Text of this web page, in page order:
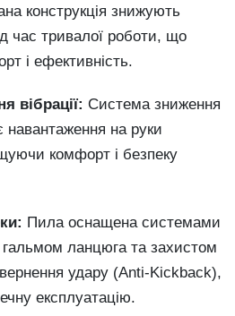
конструкція знижують
час тривалої роботи, що
і ефективність.
вібрації: Система зниження
навантаження на руки
комфорт і безпеку
Пила оснащена системами
гальмом ланцюга та захистом
удару (Anti-Kickback),
експлуатацію.